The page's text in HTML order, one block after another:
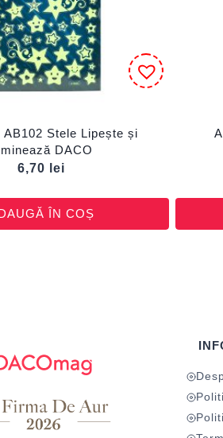
AB102 Stele Lipește și
DACO
6,70
lei
ÎN COȘ